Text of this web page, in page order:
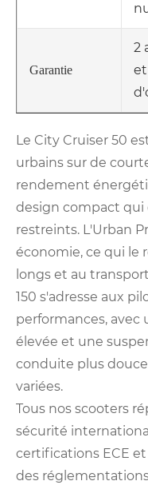
Garantie
2
Le City Cruiser 50
urbains sur de
rendement
design compact qui
restreints. L'Urban
économie, ce qui le
longs et au
150 s'adresse aux
performances, avec
élevée et une
conduite plus
variées.
Tous nos scooters
sécurité
certifications ECE
des